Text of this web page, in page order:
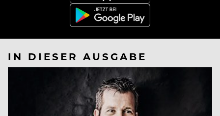
IN DIESER AUSGABE